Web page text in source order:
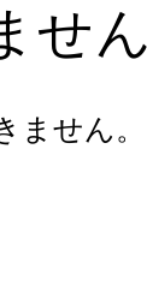
せん
せん。